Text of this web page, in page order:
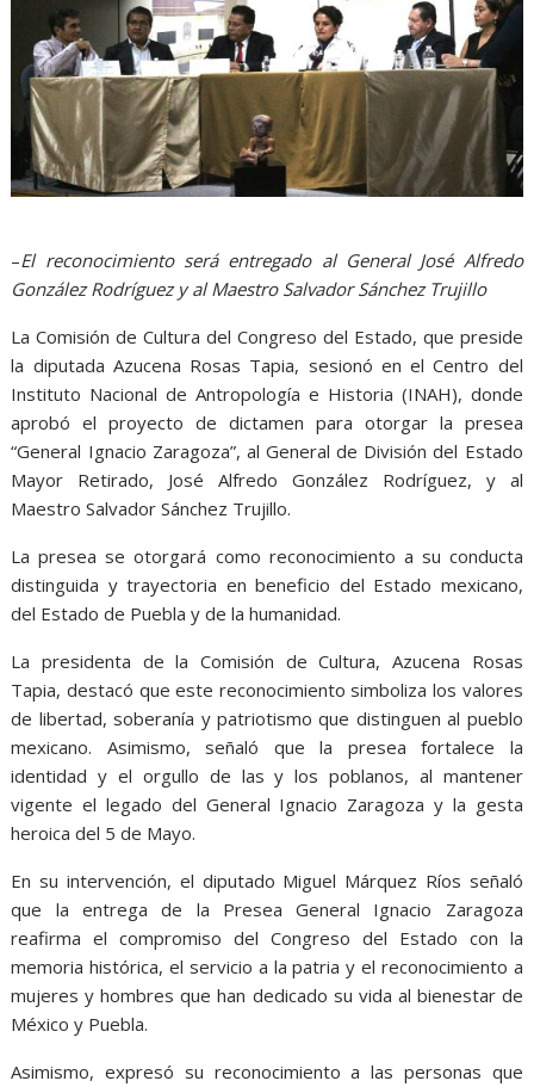
–El reconocimiento será entregado al General José Alfredo
González Rodríguez y al Maestro Salvador Sánchez Trujillo
La Comisión de Cultura del Congreso del Estado, que preside
la diputada Azucena Rosas Tapia, sesionó en el Centro del
Instituto Nacional de Antropología e Historia (INAH), donde
aprobó el proyecto de dictamen para otorgar la presea
“General Ignacio Zaragoza”, al General de División del Estado
Mayor Retirado, José Alfredo González Rodríguez, y al
Maestro Salvador Sánchez Trujillo.
La presea se otorgará como reconocimiento a su conducta
distinguida y trayectoria en beneficio del Estado mexicano,
del Estado de Puebla y de la humanidad.
La presidenta de la Comisión de Cultura, Azucena Rosas
Tapia, destacó que este reconocimiento simboliza los valores
de libertad, soberanía y patriotismo que distinguen al pueblo
mexicano. Asimismo, señaló que la presea fortalece la
identidad y el orgullo de las y los poblanos, al mantener
vigente el legado del General Ignacio Zaragoza y la gesta
heroica del 5 de Mayo.
En su intervención, el diputado Miguel Márquez Ríos señaló
que la entrega de la Presea General Ignacio Zaragoza
reafirma el compromiso del Congreso del Estado con la
memoria histórica, el servicio a la patria y el reconocimiento a
mujeres y hombres que han dedicado su vida al bienestar de
México y Puebla.
Asimismo, expresó su reconocimiento a las personas que